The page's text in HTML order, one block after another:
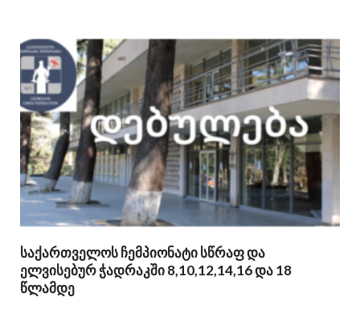
საქართველოს ჩემპიონატი სწრაფ და
ელვისებურ ჭადრაკში 8,10,12,14,16 და 18
წლამდე